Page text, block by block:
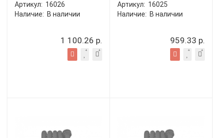
Артикул: 16026
Наличие: В наличии
1 100.26 р.
Артикул: 16025
Наличие: В наличии
959.33 р.